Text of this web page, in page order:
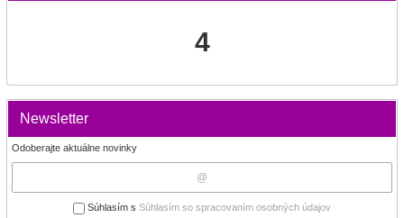
4
Newsletter
Odoberajte aktuálne novinky
Súhlasím s Súhlasím so spracovaním osobných údajov